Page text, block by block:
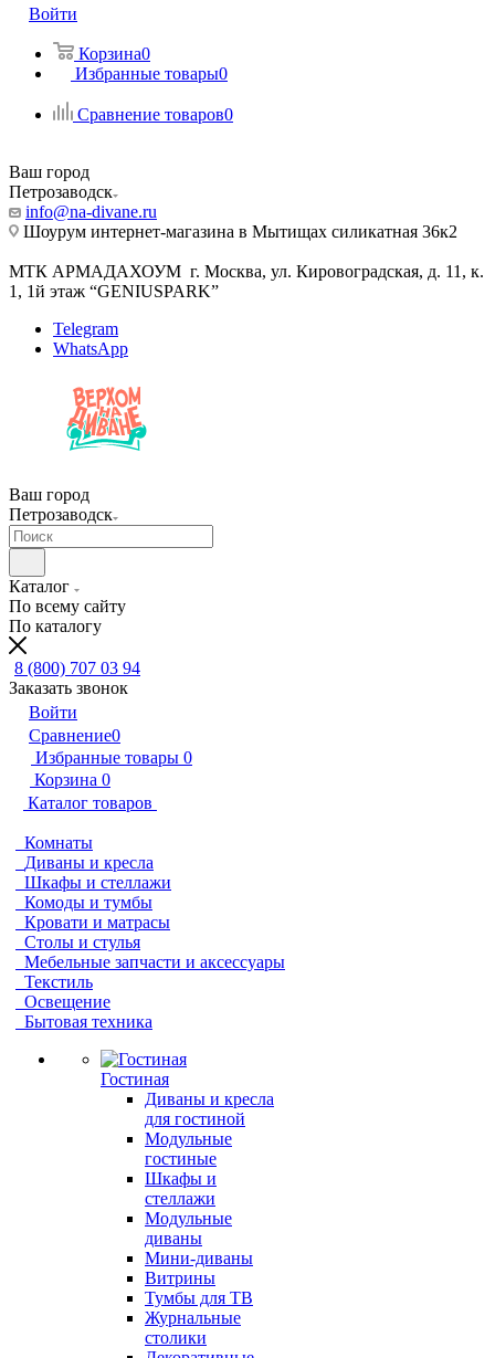
Войти
Корзина0
Избранные товары0
Сравнение товаров0
Ваш город
Петрозаводск
info@na-divane.ru
Шоурум интернет-магазина в Мытищах силикатная 36к2
МТК АРМАДАХОУМ г. Москва, ул. Кировоградская, д. 11, к.
1, 1й этаж “GENIUSPARK”
Telegram
WhatsApp
Ваш город
Петрозаводск
Каталог
По всему сайту
По каталогу
8 (800) 707 03 94
Заказать звонок
Войти
Сравнение0
Избранные товары 0
Корзина 0
Каталог товаров
Комнаты
Диваны и кресла
Шкафы и стеллажи
Комоды и тумбы
Кровати и матрасы
Столы и стулья
Мебельные запчасти и аксессуары
Текстиль
Освещение
Бытовая техника
Гостиная
Диваны и кресла
для гостиной
Модульные
гостиные
Шкафы и
стеллажи
Модульные
диваны
Мини-диваны
Витрины
Тумбы для ТВ
Журнальные
столики